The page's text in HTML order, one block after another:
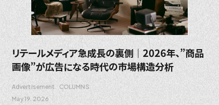
リテールメディア急成長の裏側｜2026年、”商品
画像”が広告になる時代の市場構造分析
Advertisement
COLUMNS
May 19. 2026